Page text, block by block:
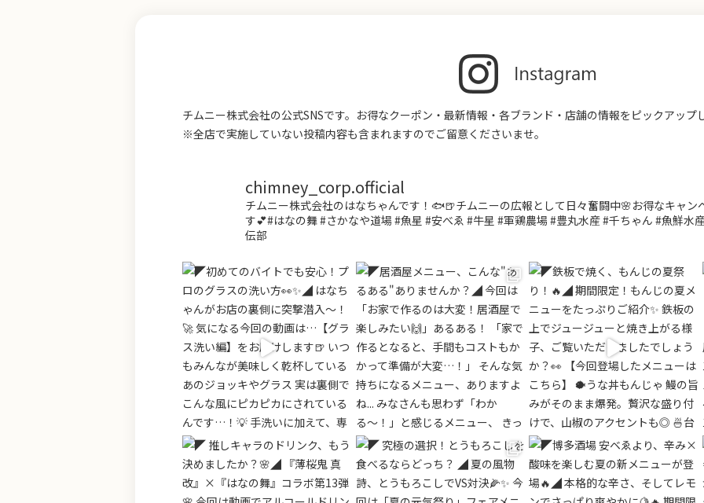
チムニー株式会社の公式SNSです。お得なクーポン・最新情報・各ブランド・店舗の情報をピックアップ
※全店で実施していない投稿内容も含まれますのでご留意くださいませ。
chimney_corp.official
チムニー株式会社のはなちゃんです！🐟🍺チムニーの広報として日々奮闘中🌸お得なキャン
す💕#はなの舞 #さかなや道場 #魚星 #安べゑ #牛星 #軍鶏農場 #豊丸水産 #千ちゃん #魚鮮水
伝部